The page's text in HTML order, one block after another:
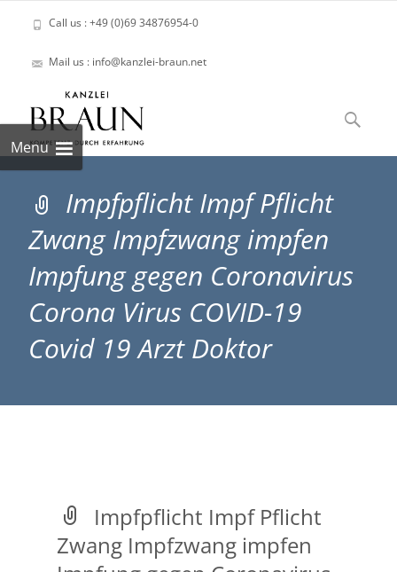
Call us : +49 (0)69 34876954-0
Mail us : info@kanzlei-braun.net
Menu
to
content
Suchen
nach:
Impfpflicht Impf Pflicht
Zwang Impfzwang impfen
Impfung gegen Coronavirus
Corona Virus COVID-19
Covid 19 Arzt Doktor
Impfpflicht Impf Pflicht
Zwang Impfzwang impfen